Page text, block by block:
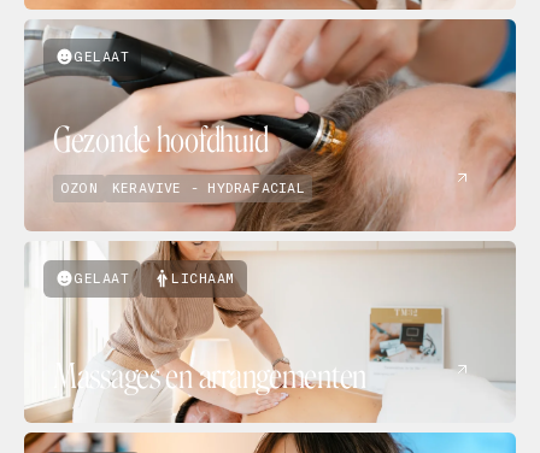
GELAAT
Gezonde hoofdhuid
OZON KERAVIVE - HYDRAFACIAL
GELAAT LICHAAM
Massages en arrangementen